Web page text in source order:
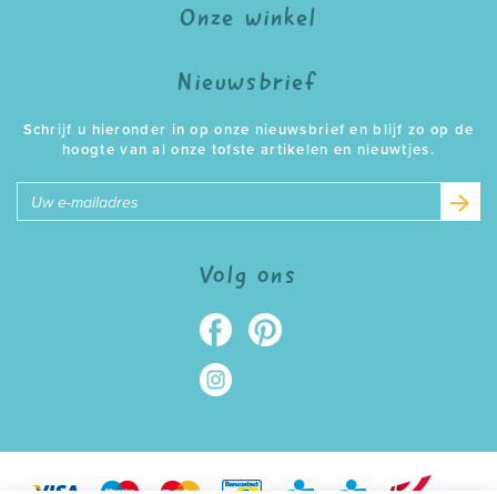
Onze winkel
Nieuwsbrief
Schrijf u hieronder in op onze nieuwsbrief en blijf zo op de
hoogte van al onze tofste artikelen en nieuwtjes.
Volg ons